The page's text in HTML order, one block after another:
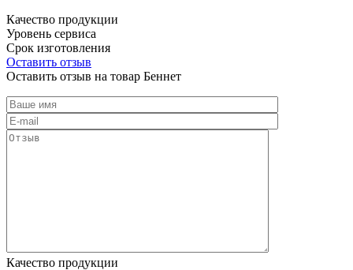
Качество продукции
Уровень сервиса
Срок изготовления
Оставить отзыв
Оставить отзыв на товар Беннет
Качество продукции